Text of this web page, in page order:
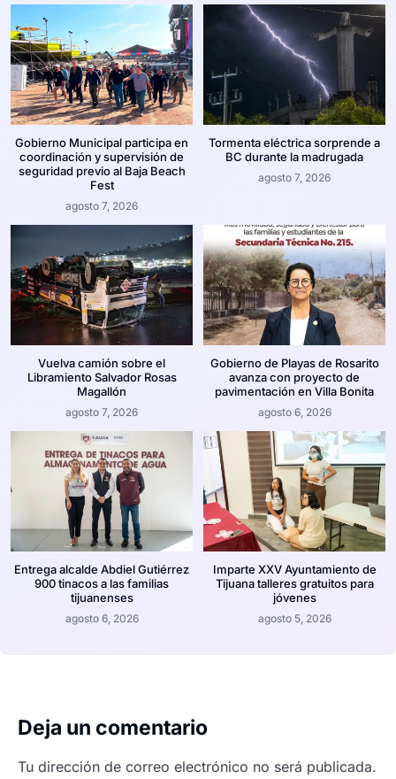
Gobierno Municipal participa en
coordinación y supervisión de
seguridad previo al Baja Beach
Fest
agosto 7, 2026
Tormenta eléctrica sorprende a
BC durante la madrugada
agosto 7, 2026
Vuelva camión sobre el
Libramiento Salvador Rosas
Magallón
agosto 7, 2026
Gobierno de Playas de Rosarito
avanza con proyecto de
pavimentación en Villa Bonita
agosto 6, 2026
Entrega alcalde Abdiel Gutiérrez
900 tinacos a las familias
tijuanenses
agosto 6, 2026
Imparte XXV Ayuntamiento de
Tijuana talleres gratuitos para
jóvenes
agosto 5, 2026
Deja un comentario
Tu dirección de correo electrónico no será publicada.